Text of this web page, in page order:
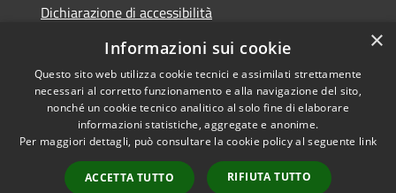
Dichiarazione di accessibilità
Segnalazione di inaccessibilità
Accessibilità
Copyright © 2026 • Comune di
Valdidentro • Powered by
Municipium•
Accesso
×
Informazioni sui cookie
Questo sito web utilizza cookie tecnici e assimilati strettamente
necessari al corretto funzionamento e alla navigazione del sito,
nonché un cookie tecnico analitico al solo fine di elaborare
informazioni statistiche, aggregate e anonime.
Per maggiori dettagli, può consultare la cookie policy al seguente link
ACCETTA TUTTO RIFIUTA TUTTO